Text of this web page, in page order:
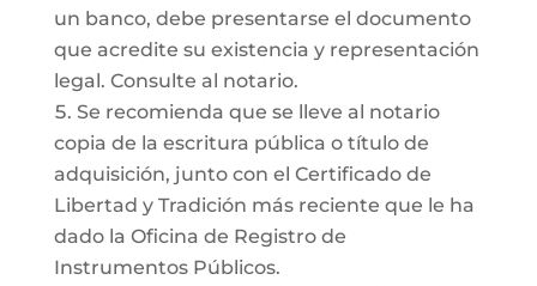
un banco, debe presentarse el documento
que acredite su existencia y representación
legal. Consulte al notario.
Se recomienda que se lleve al notario
copia de la escritura pública o título de
adquisición, junto con el Certificado de
Libertad y Tradición más reciente que le ha
dado la Oficina de Registro de
Instrumentos Públicos.